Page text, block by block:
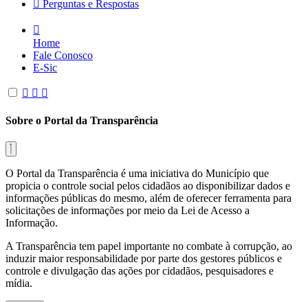
Perguntas e Respostas
Home
Fale Conosco
E-Sic
Sobre o Portal da Transparência
O Portal da Transparência é uma iniciativa do Município que
propicia o controle social pelos cidadãos ao disponibilizar dados e
informações públicas do mesmo, além de oferecer ferramenta para
solicitações de informações por meio da Lei de Acesso a
Informação.
A Transparência tem papel importante no combate à corrupção, ao
induzir maior responsabilidade por parte dos gestores públicos e
controle e divulgação das ações por cidadãos, pesquisadores e
mídia.